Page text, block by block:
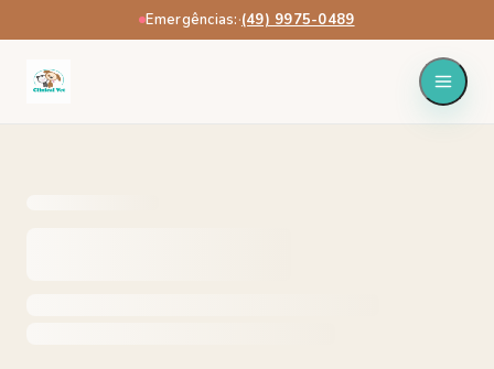
Emergências:·(49) 9975-0489